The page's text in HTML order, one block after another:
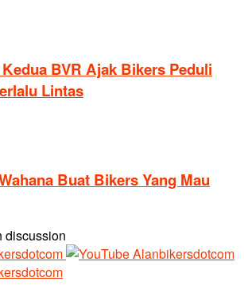
BVR Ajak Bikers Peduli
Lintas
Buat Bikers Yang Mau
discussion